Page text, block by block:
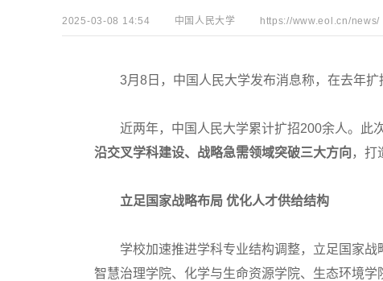
2025-03-08 14:54 中国人民大学 https://www.eol.cn/news/
3月8日，中国人民大学发布消息称，在去年扩
近两年，中国人民大学累计扩招200余人。此
沿交叉学科建设、战略急需领域突破三大方向 ，打
立足国家战略布局 优化人才供给结构
学校加速推进学科专业结构调整，立足国家战
智慧治理学院、化学与生命资源学院、生态环境